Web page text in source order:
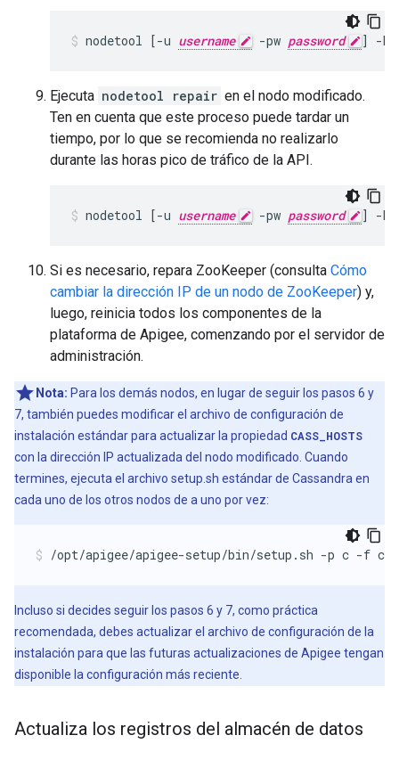
nodetool [-u username -pw password ] -h
Ejecuta nodetool repair en el nodo modificado.
Ten en cuenta que este proceso puede tardar un
tiempo, por lo que se recomienda no realizarlo
durante las horas pico de tráfico de la API.
nodetool [-u username -pw password ] -h
Si es necesario, repara ZooKeeper (consulta Cómo
cambiar la dirección IP de un nodo de ZooKeeper) y,
luego, reinicia todos los componentes de la
plataforma de Apigee, comenzando por el servidor de
administración.
Nota: Para los demás nodos, en lugar de seguir los pasos 6 y
7, también puedes modificar el archivo de configuración de
instalación estándar para actualizar la propiedad CASS_HOSTS
con la dirección IP actualizada del nodo modificado. Cuando
termines, ejecuta el archivo setup.sh estándar de Cassandra en
cada uno de los otros nodos de a uno por vez:
/opt/apigee/apigee-setup/bin/setup.sh -p c -f
Incluso si decides seguir los pasos 6 y 7, como práctica
recomendada, debes actualizar el archivo de configuración de la
instalación para que las futuras actualizaciones de Apigee tengan
disponible la configuración más reciente.
Actualiza los registros del almacén de datos